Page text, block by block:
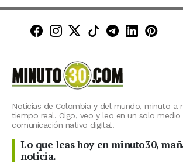
Minuto30 en Facebook
Minuto30 en
Minuto30 en X
Minuto30 en
Canal de
Noticias de Colombia y del mundo, minuto a
tiempo real. Oigo, veo y leo en un solo medio
comunicación nativo digital.
Lo que leas hoy en minuto30,
noticia.